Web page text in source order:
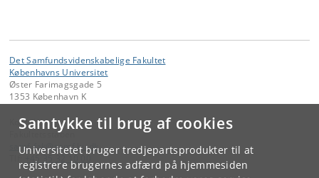
Samtykke til brug af cookies
Universitetet bruger tredjepartsprodukter til at
registrere brugernes adfærd på hjemmesiden
Det Samfundsvidenskabelige Fakultet
Københavns Universitet
Øster Farimagsgade 5
1353 København K
Kontakt:
Fakultetsstaben
samf-fak @samf.ku.dk